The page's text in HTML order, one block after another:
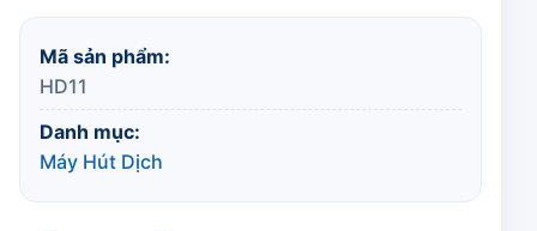
Mã sản phẩm:
HD11
Danh mục:
Máy Hút Dịch